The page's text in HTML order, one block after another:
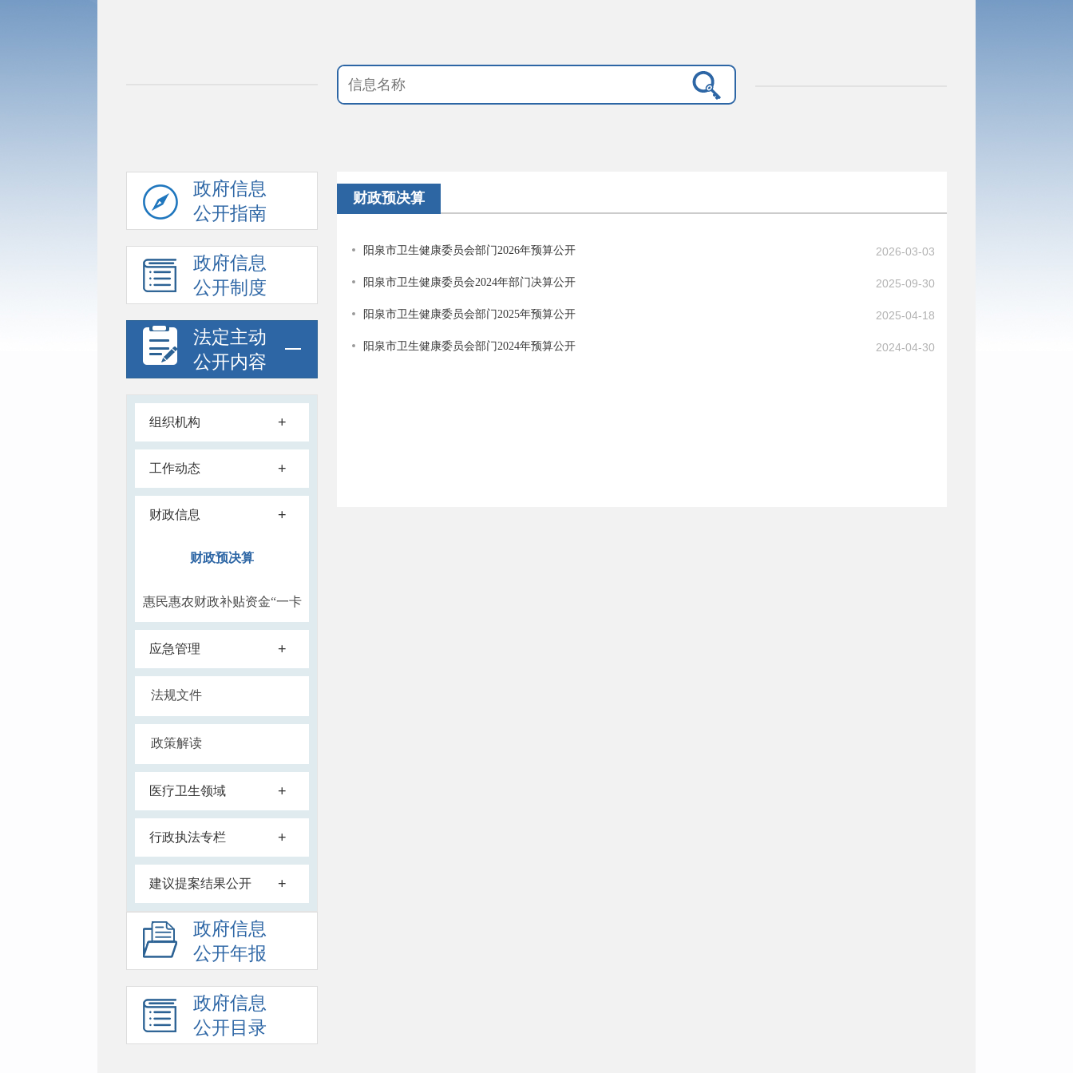
政府信息
公开指南
政府信息
公开制度
法定主动
公开内容
组织机构 +
工作动态 +
财政信息 +
财政预决算
惠民惠农财政补贴资金“一卡
通”政策清单
应急管理 +
法规文件
政策解读
医疗卫生领域 +
行政执法专栏 +
建议提案结果公开 +
政府信息
公开年报
政府信息
公开目录
财政预决算
阳泉市卫生健康委员会部门2026年预算公开 2026-03-03
阳泉市卫生健康委员会2024年部门决算公开 2025-09-30
阳泉市卫生健康委员会部门2025年预算公开 2025-04-18
阳泉市卫生健康委员会部门2024年预算公开 2024-04-30